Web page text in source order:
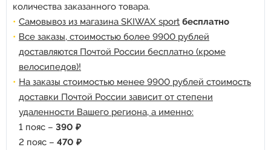
количества заказанного товара.
Самовывоз из магазина SKIWAX sport бесплатно
Все заказы, стоимостью более 9900 рублей
доставляются Почтой России бесплатно (кроме
велосипедов)!
На заказы стоимостью менее 9900 рублей стоимость
доставки Почтой России зависит от степени
удаленности Вашего региона, а именно:
1 пояс – 390 ₽
2 пояс – 470 ₽